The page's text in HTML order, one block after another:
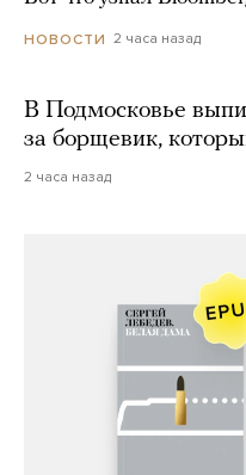
НОВОСТИ 2 часа назад
В Подмосковье
за борщевик,
2 часа назад